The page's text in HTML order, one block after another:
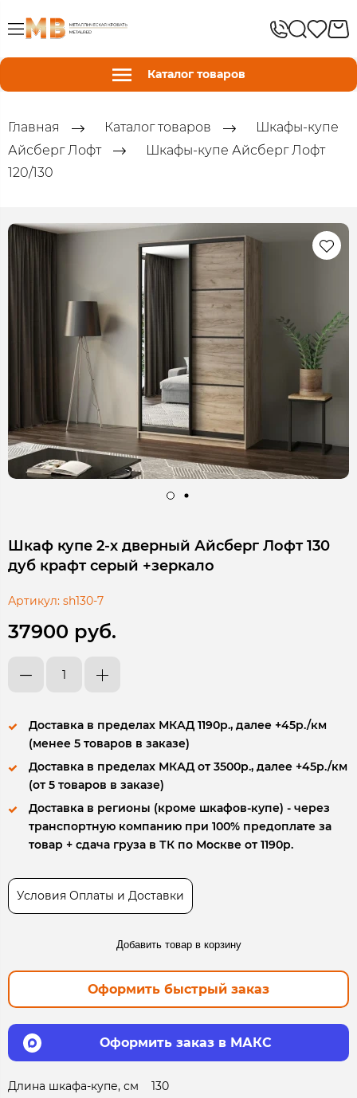
Каталог товаров
Главная Каталог товаров
Шкафы-купе
Айсберг Лофт
Шкафы-купе Айсберг Лофт
120/130
Шкаф купе 2-х дверный Айсберг Лофт 130
дуб крафт серый +зеркало
Артикул: sh130-7
37900 руб.
Доставка в пределах МКАД 1190р., далее +45р./км
(менее 5 товаров в заказе)
Доставка в пределах МКАД от 3500р., далее +45р./км
(от 5 товаров в заказе)
Доставка в регионы (кроме шкафов-купе) - через
транспортную компанию при 100% предоплате за
товар + сдача груза в ТК по Москве от 1190р.
Условия Оплаты и Доставки
Добавить товар в корзину
Оформить быстрый заказ
Оформить заказ в МАКС
Длина шкафа-купе, см
130